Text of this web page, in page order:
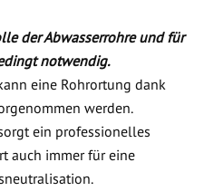
der Abwasserrohre und für
notwendig.
eine Rohrortung dank
werden.
ein professionelles
auch immer für eine